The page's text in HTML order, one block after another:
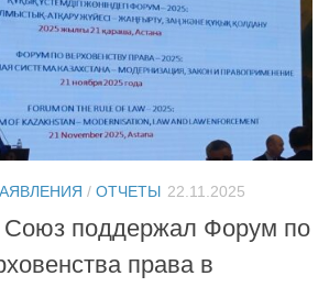
/ ОТЧЕТЫ 22.11.2025
Союз поддержал Форум по
права в